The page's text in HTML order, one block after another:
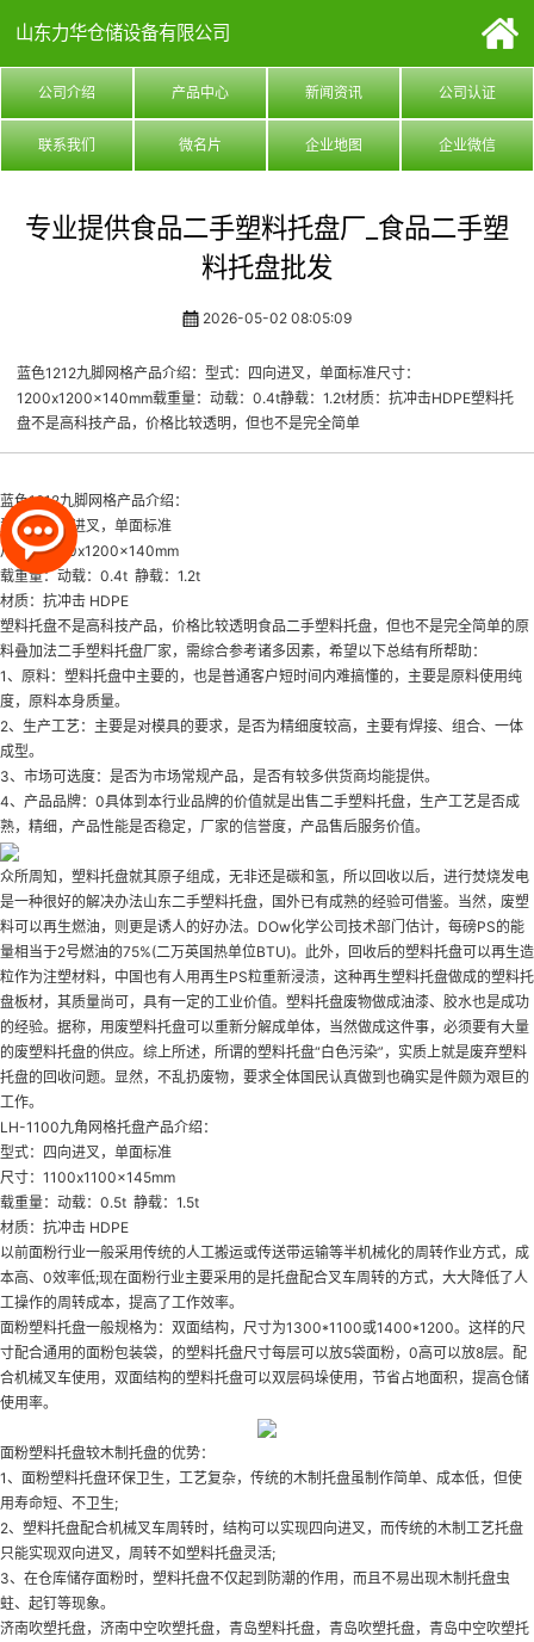
山东力华仓储设备有限公司
公司介绍 产品中心 新闻资讯 公司认证
联系我们 微名片 企业地图 企业微信
专业提供食品二手塑料托盘厂_食品二手塑
料托盘批发
2026-05-02 08:05:09
蓝色1212九脚网格产品介绍：型式：四向进叉，单面标准尺寸：
1200x1200x140mm载重量：动载：0.4t静载：1.2t材质：抗冲击HDPE塑料托
盘不是高科技产品，价格比较透明，但也不是完全简单
蓝色1212九脚网格产品介绍：
型式：四向进叉，单面标准
尺寸：1200x1200x140mm
载重量：动载：0.4t 静载：1.2t
材质：抗冲击 HDPE
塑料托盘不是高科技产品，价格比较透明食品二手塑料托盘，但也不是完全简单的原
料叠加法二手塑料托盘厂家 ，需综合参考诸多因素，希望以下总结有所帮助：
1、原料：塑料托盘中主要的，也是普通客户短时间内难搞懂的，主要是原料使用纯
度，原料本身质量。
2、生产工艺：主要是对模具的要求，是否为精细度较高，主要有焊接、组合、一体
成型。
3、市场可选度：是否为市场常规产品，是否有较多供货商均能提供。
4、产品品牌：0具体到本行业品牌的价值就是出售二手塑料托盘，生产工艺是否成
熟，精细，产品性能是否稳定，厂家的信誉度，产品售后服务价值。
众所周知，塑料托盘就其原子组成，无非还是碳和氢，所以回收以后，进行焚烧发电
是一种很好的解决办法山东二手塑料托盘，国外已有成熟的经验可借鉴。当然，废塑
料可以再生燃油，则更是诱人的好办法。DOw化学公司技术部门估计，每磅PS的能
量相当于2号燃油的75%(二万英国热单位BTU)。此外，回收后的塑料托盘可以再生造
粒作为注塑材料，中国也有人用再生PS粒重新浸渍，这种再生塑料托盘做成的塑料托
盘板材，其质量尚可，具有一定的工业价值。塑料托盘废物做成油漆、胶水也是成功
的经验。据称，用废塑料托盘可以重新分解成单体，当然做成这件事，必须要有大量
的废塑料托盘的供应。综上所述，所谓的塑料托盘“白色污染”，实质上就是废弃塑料
托盘的回收问题。显然，不乱扔废物，要求全体国民认真做到也确实是件颇为艰巨的
工作。
LH-1100九角网格托盘产品介绍：
型式：四向进叉，单面标准
尺寸：1100x1100x145mm
载重量：动载：0.5t 静载：1.5t
材质：抗冲击 HDPE
以前面粉行业一般采用传统的人工搬运或传送带运输等半机械化的周转作业方式，成
本高、0效率低;现在面粉行业主要采用的是托盘配合叉车周转的方式，大大降低了人
工操作的周转成本，提高了工作效率。
面粉塑料托盘一般规格为：双面结构，尺寸为1300*1100或1400*1200。这样的尺
寸配合通用的面粉包装袋，的塑料托盘尺寸每层可以放5袋面粉，0高可以放8层。配
合机械叉车使用，双面结构的塑料托盘可以双层码垛使用，节省占地面积，提高仓储
使用率。
面粉塑料托盘较木制托盘的优势：
1、面粉塑料托盘环保卫生，工艺复杂，传统的木制托盘虽制作简单、成本低，但使
用寿命短、不卫生;
2、塑料托盘配合机械叉车周转时，结构可以实现四向进叉，而传统的木制工艺托盘
只能实现双向进叉，周转不如塑料托盘灵活;
3、在仓库储存面粉时，塑料托盘不仅起到防潮的作用，而且不易出现木制托盘虫
蛀、起钉等现象。
济南吹塑托盘，济南中空吹塑托盘，青岛塑料托盘，青岛吹塑托盘，青岛中空吹塑托